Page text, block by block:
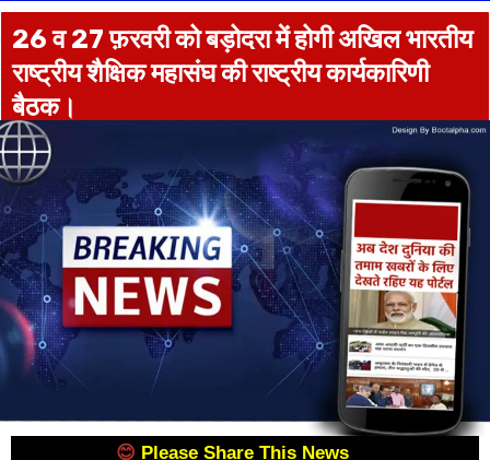
26 व 27 फ़रवरी को बड़ोदरा में होगी अखिल भारतीय
राष्ट्रीय शैक्षिक महासंघ की राष्ट्रीय कार्यकारिणी
बैठक।
😊 Please Share This News